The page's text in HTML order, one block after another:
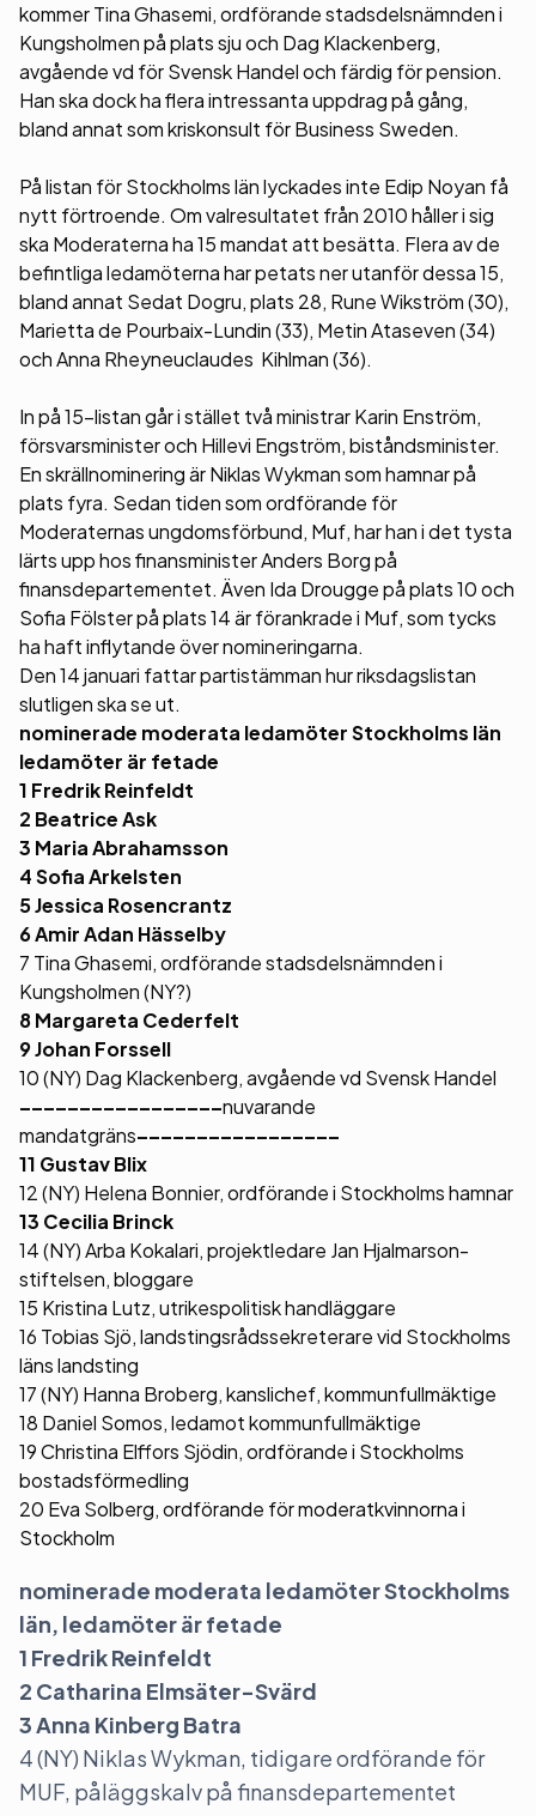
kommer Tina Ghasemi, ordförande stadsdelsnämnden i
Kungsholmen på plats sju och Dag Klackenberg,
avgående vd för Svensk Handel och färdig för pension.
Han ska dock ha flera intressanta uppdrag på gång,
bland annat som kriskonsult för Business Sweden.
På listan för Stockholms län lyckades inte Edip Noyan få
nytt förtroende. Om valresultatet från 2010 håller i sig
ska Moderaterna ha 15 mandat att besätta. Flera av de
befintliga ledamöterna har petats ner utanför dessa 15,
bland annat Sedat Dogru, plats 28, Rune Wikström (30),
Marietta de Pourbaix-Lundin (33), Metin Ataseven (34)
och Anna Rheyneuclaudes Kihlman (36).
In på 15-listan går i stället två ministrar Karin Enström,
försvarsminister och Hillevi Engström, biståndsminister.
En skrällnominering är Niklas Wykman som hamnar på
plats fyra. Sedan tiden som ordförande för
Moderaternas ungdomsförbund, Muf, har han i det tysta
lärts upp hos finansminister Anders Borg på
finansdepartementet. Även Ida Drougge på plats 10 och
Sofia Fölster på plats 14 är förankrade i Muf, som tycks
ha haft inflytande över nomineringarna.
Den 14 januari fattar partistämman hur riksdagslistan
slutligen ska se ut.
nominerade moderata ledamöter Stockholms län
ledamöter är fetade
1 Fredrik Reinfeldt
2 Beatrice Ask
3 Maria Abrahamsson
4 Sofia Arkelsten
5 Jessica Rosencrantz
6 Amir Adan Hässelby
7 Tina Ghasemi, ordförande stadsdelsnämnden i
Kungsholmen (NY?)
8 Margareta Cederfelt
9 Johan Forssell
10 (NY) Dag Klackenberg, avgående vd Svensk Handel
–––––––––––––––––nuvarande
mandatgräns–––––––––––––––––
11 Gustav Blix
12 (NY) Helena Bonnier, ordförande i Stockholms hamnar
13 Cecilia Brinck
14 (NY) Arba Kokalari, projektledare Jan Hjalmarson-
stiftelsen, bloggare
15 Kristina Lutz, utrikespolitisk handläggare
16 Tobias Sjö, landstingsrådssekreterare vid Stockholms
läns landsting
17 (NY) Hanna Broberg, kanslichef, kommunfullmäktige
18 Daniel Somos, ledamot kommunfullmäktige
19 Christina Elffors Sjödin, ordförande i Stockholms
bostadsförmedling
20 Eva Solberg, ordförande för moderatkvinnorna i
Stockholm
nominerade moderata ledamöter Stockholms
län, ledamöter är fetade
1 Fredrik Reinfeldt
2 Catharina Elmsäter-Svärd
3 Anna Kinberg Batra
4 (NY) Niklas Wykman, tidigare ordförande för
MUF, påläggskalv på finansdepartementet